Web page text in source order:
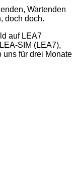
Wartenden
doch doch.
auf LEA7
SIM (LEA7),
uns für drei Monate